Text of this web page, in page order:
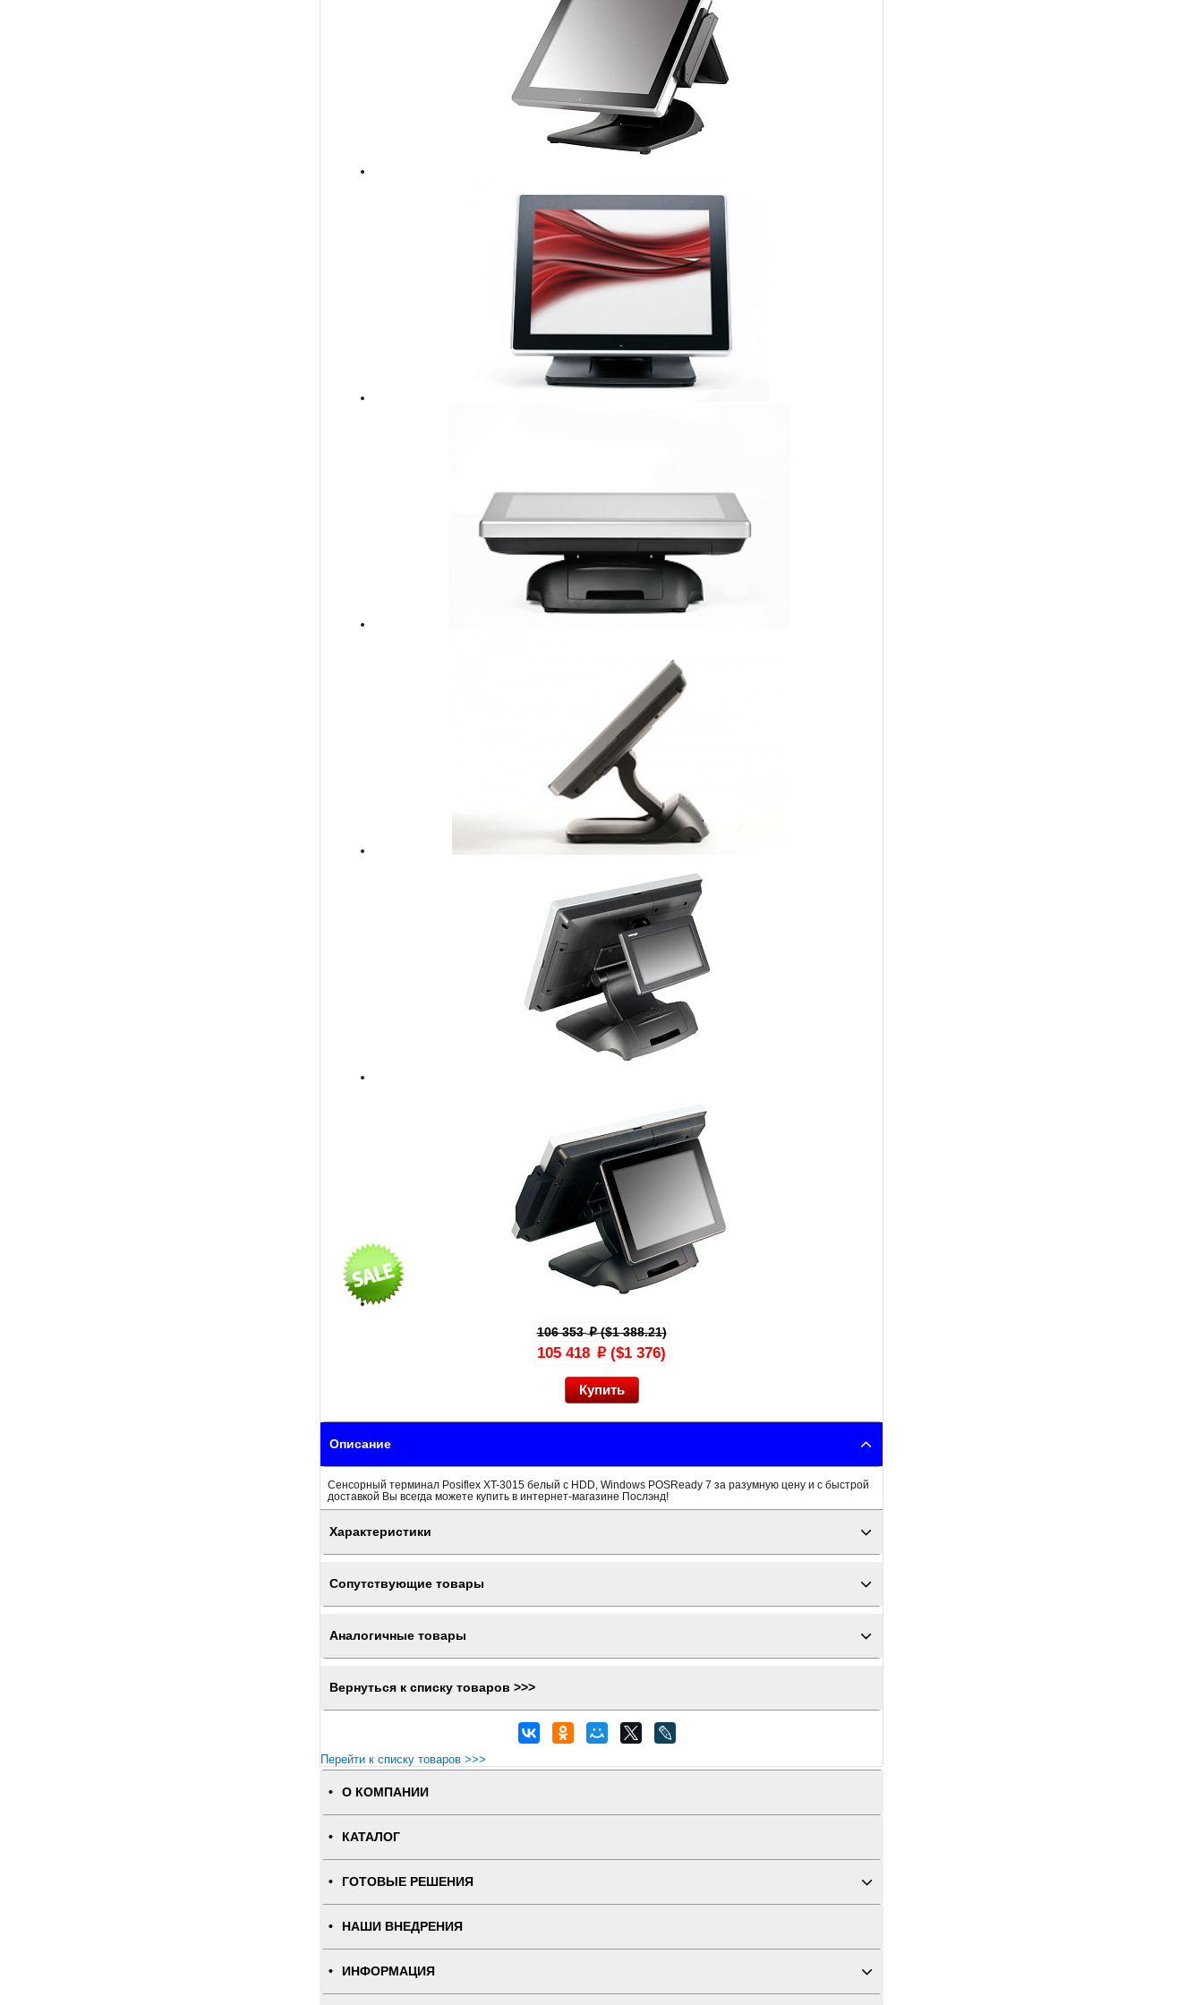
106 353p($1 388.21)
105 418 p ($1 376)
Описание
Сенсорный терминал Posiflex XT-3015 белый c HDD, Windows POSReady 7 за разумную цену и с быстрой
доставкой Вы всегда можете купить в интернет-магазине Послэнд!
Характеристики
Сопутствующие товары
Аналогичные товары
Вернуться к списку товаров >>>
Перейти к списку товаров >>>
О КОМПАНИИ
КАТАЛОГ
ГОТОВЫЕ РЕШЕНИЯ
НАШИ ВНЕДРЕНИЯ
ИНФОРМАЦИЯ